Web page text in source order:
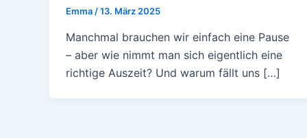
Emma /13. März 2025
Manchmal brauchen wir einfach eine Pause
– aber wie nimmt man sich eigentlich eine
richtige Auszeit? Und warum fällt uns […]